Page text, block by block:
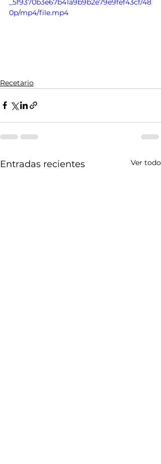
_5f9370b3e67b41a9b9b2e79e9fef43cf/48
0p/mp4/file.mp4
Recetario
Entradas recientes Ver todo